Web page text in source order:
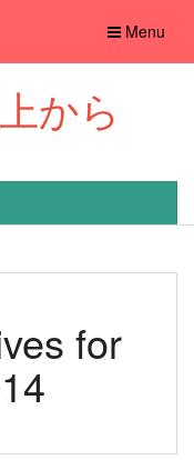
Toggle
Menu
から
for